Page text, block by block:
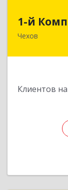
1-й
Чехов
Клиентов
142306,